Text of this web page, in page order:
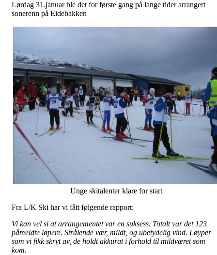
Lørdag 31.januar ble det for første gang på lange tider arrangert
sonerenn på Eidebakken
Unge skitalenter klare for start
Fra L/K Ski har vi fått følgende rapport:
Vi kan vel si at arrangementet var en suksess. Totalt var det 123
påmeldte løpere. Strålende vær, mildt, og ubetydelig vind. Løyper
som vi fikk skryt av, de holdt akkurat i forhold til mildværet som
kom.